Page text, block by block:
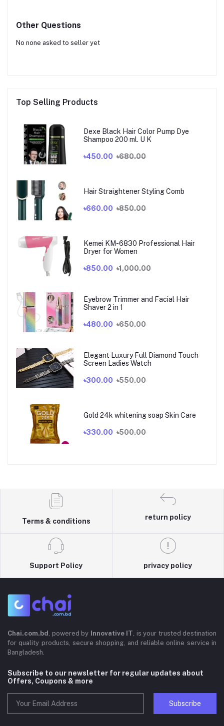
Other Questions
No none asked to seller yet
Top Selling Products
Dexe Black Hair Color Pump Dye
Shampoo 200 ml. U K
৳450.00 ৳680.00
Hair Straightener Styling Comb
৳660.00 ৳850.00
Kemei KM-6830 Professional Hair
Dryer for Women
৳850.00 ৳1,000.00
Eyebrow Trimmer and Facial Hair
Shaver 2 in 1
৳480.00 ৳650.00
Elegant Luxury Full Diamond Touch
Screen Ladies Watch
৳300.00 ৳550.00
Gold 24k whitening soap Skin Care
৳330.00 ৳500.00
Terms & conditions
return policy
Support Policy privacy policy
Chai.com.bd , powered by Innovative IT, is your trusted destination
for quality products, secure shopping, and reliable online service in
Bangladesh.
Subscribe to our newsletter for regular updates about
Offers, Coupons & more
Subscribe